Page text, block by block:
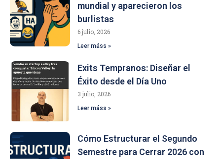
mundial y aparecieron los
burlistas
6 julio, 2026
Leer máss »
Exits Tempranos: Diseñar el
Éxito desde el Día Uno
3 julio, 2026
Leer máss »
Cómo Estructurar el Segundo
Semestre para Cerrar 2026 con